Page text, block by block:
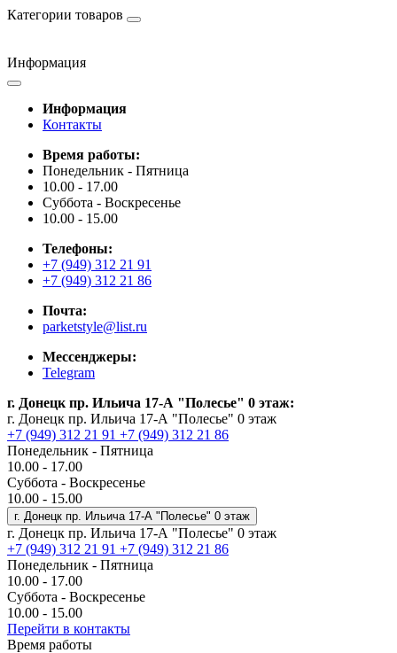
Категории товаров
Информация
Информация
Контакты
Время работы:
Понедельник - Пятница
10.00 - 17.00
Суббота - Воскресенье
10.00 - 15.00
Телефоны:
+7 (949) 312 21 91
+7 (949) 312 21 86
Почта:
parketstyle@list.ru
Мессенджеры:
Telegram
г. Донецк пр. Ильича 17-А "Полесье" 0 этаж:
г. Донецк пр. Ильича 17-А "Полесье" 0 этаж
+7 (949) 312 21 91 +7 (949) 312 21 86
Понедельник - Пятница
10.00 - 17.00
Суббота - Воскресенье
10.00 - 15.00
г. Донецк пр. Ильича 17-А "Полесье" 0 этаж
г. Донецк пр. Ильича 17-А "Полесье" 0 этаж
+7 (949) 312 21 91 +7 (949) 312 21 86
Понедельник - Пятница
10.00 - 17.00
Суббота - Воскресенье
10.00 - 15.00
Перейти в контакты
Время работы